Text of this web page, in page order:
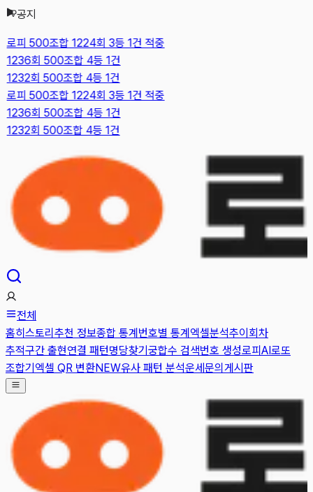
공지
로피 500조합 1224회 3등 1건 적중
1236회 500조합 4등 1건
1232회 500조합 4등 1건
로피 500조합 1224회 3등 1건 적중
1236회 500조합 4등 1건
1232회 500조합 4등 1건
전체
홈히스토리 추천 정보종합 통계번호별 통계엑셀분석추이 회차
추적구간 출현연결 패턴명당찾기궁합수 검색번호 생성로피AI로또
조합기엑셀 QR 변환NEW유사 패턴 분석운세문의게시판